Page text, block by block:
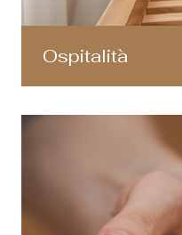
Ospitalità